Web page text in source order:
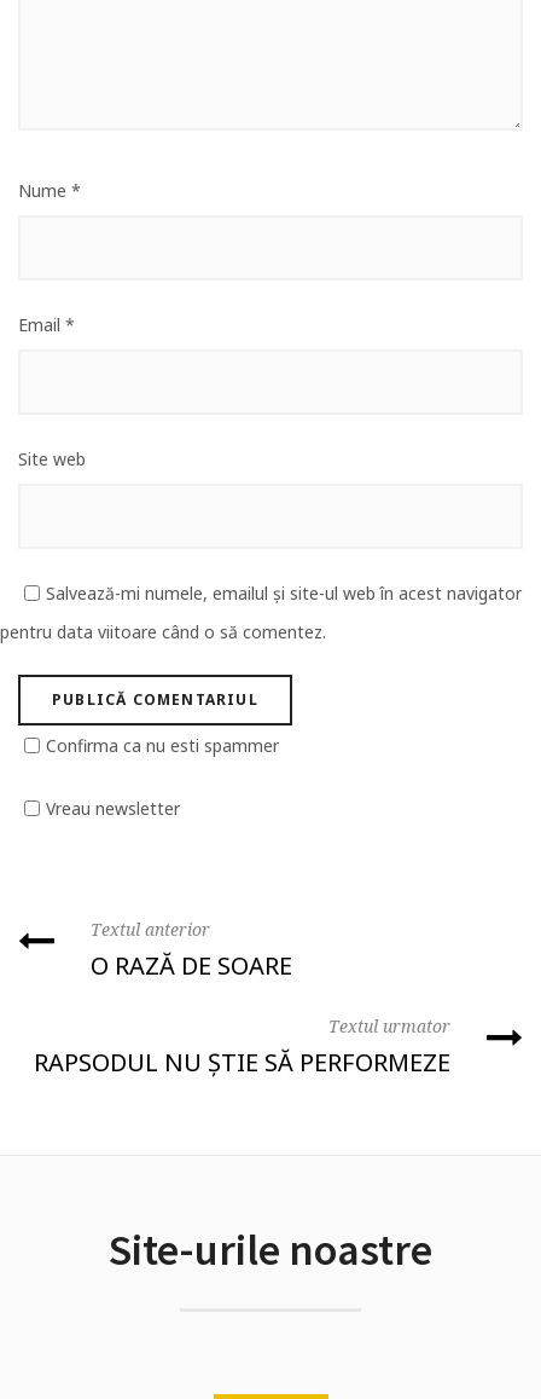
Nume *
Email *
Site web
Salvează-mi numele, emailul și site-ul web în acest navigator
pentru data viitoare când o să comentez.
Confirma ca nu esti spammer
Vreau newsletter
Textul anterior
O RAZĂ DE SOARE
Textul urmator
RAPSODUL NU ȘTIE SĂ PERFORMEZE
Site-urile noastre